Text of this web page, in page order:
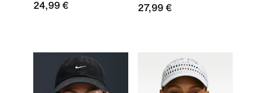
24,99 €
27,99 €